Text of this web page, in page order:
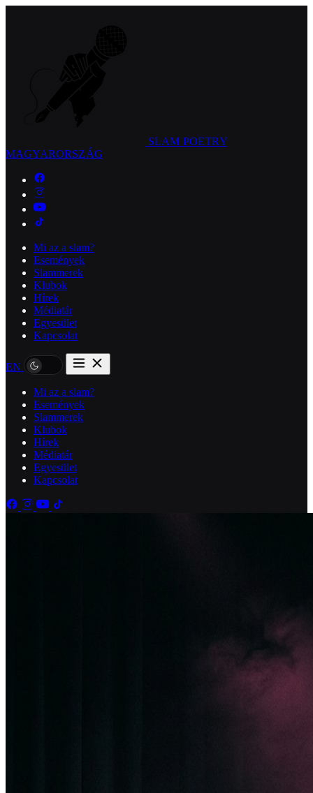
SLAM POETRY
MAGYARORSZÁG
Mi az a slam?
Események
Slammerek
Klubok
Hírek
Médiatár
Egyesület
Kapcsolat
EN
Mi az a slam?
Események
Slammerek
Klubok
Hírek
Médiatár
Egyesület
Kapcsolat